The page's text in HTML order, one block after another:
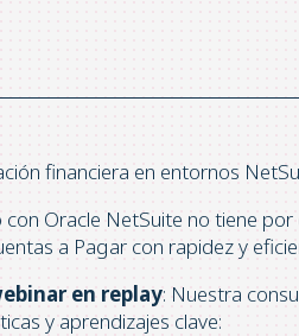
financiera en entornos
Oracle NetSuite no tiene
a Pagar con rapidez y
en replay: Nuestra
y aprendizajes clave: